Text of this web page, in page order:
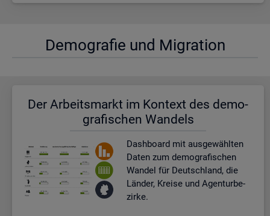
De­mo­gra­fie und Mi­gra­ti­on
Der Ar­beits­markt im Kon­text des de­mo­
gra­fi­schen Wan­dels
Dash­board mit aus­ge­wähl­ten
Daten zum de­mo­gra­fi­schen
Wan­del für Deutsch­land, die
Län­der, Krei­se und Agen­tur­be­
zir­ke.